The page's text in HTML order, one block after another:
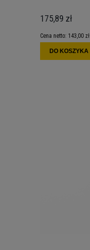
175,89 zł
Cena netto: 143,00 zł
DO KOSZYKA